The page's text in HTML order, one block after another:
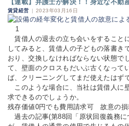
【連載】弁護士が解決！！身近な不動
賃貸経営 | 2023年03月16日
1
賃借人の退去の立ち会いをすること
してみると、賃借人の子どもの落書き
おり、交換しなければならない状態で
て、壁面のクロスもだいぶ古くなって
ば、クリーニングしてまだ使えたはずで
このような場合に、当社は賃借人に
求できるのでしょうか。
残存価値0円でも費用請求可 故意の損
過去の記事(第88回「原状回復義務に